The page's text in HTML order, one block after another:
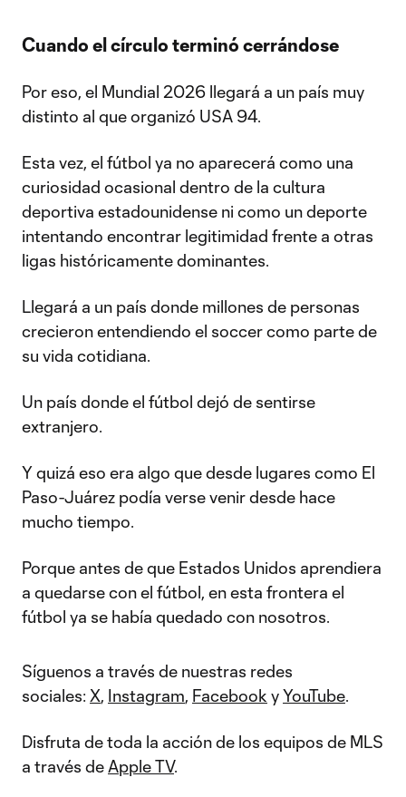
Cuando el círculo terminó cerrándose
Por eso, el Mundial 2026 llegará a un país muy
distinto al que organizó USA 94.
Esta vez, el fútbol ya no aparecerá como una
curiosidad ocasional dentro de la cultura
deportiva estadounidense ni como un deporte
intentando encontrar legitimidad frente a otras
ligas históricamente dominantes.
Llegará a un país donde millones de personas
crecieron entendiendo el soccer como parte de
su vida cotidiana.
Un país donde el fútbol dejó de sentirse
extranjero.
Y quizá eso era algo que desde lugares como El
Paso-Juárez podía verse venir desde hace
mucho tiempo.
Porque antes de que Estados Unidos aprendiera
a quedarse con el fútbol, en esta frontera el
fútbol ya se había quedado con nosotros.
Síguenos a través de nuestras redes
sociales: X, Instagram, Facebook yYouTube.
Disfruta de toda la acción de los equipos de MLS
a través de Apple TV.